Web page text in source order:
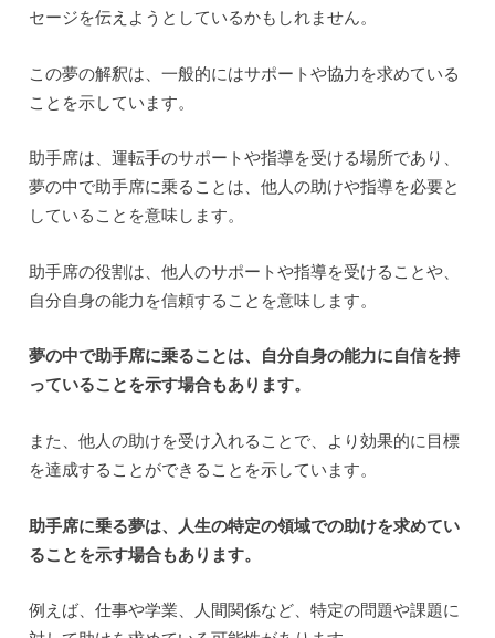
セージを伝えようとしているかもしれません。
この夢の解釈は、一般的にはサポートや協力を求めている
ことを示しています。
助手席は、運転手のサポートや指導を受ける場所であり、
夢の中で助手席に乗ることは、他人の助けや指導を必要と
していることを意味します。
助手席の役割は、他人のサポートや指導を受けることや、
自分自身の能力を信頼することを意味します。
夢の中で助手席に乗ることは、自分自身の能力に自信を持
っていることを示す場合もあります。
また、他人の助けを受け入れることで、より効果的に目標
を達成することができることを示しています。
助手席に乗る夢は、人生の特定の領域での助けを求めてい
ることを示す場合もあります。
例えば、仕事や学業、人間関係など、特定の問題や課題に